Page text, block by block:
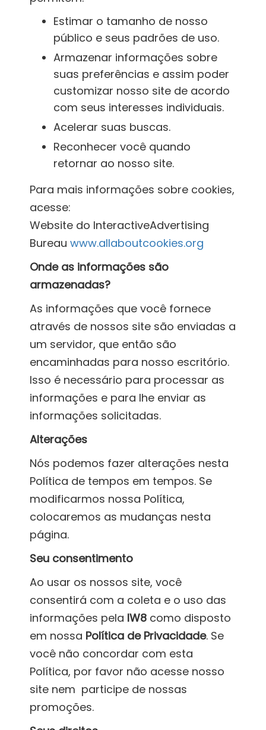
Estimar o tamanho de nosso
público e seus padrões de uso.
Armazenar informações sobre
suas preferências e assim poder
customizar nosso site de acordo
com seus interesses individuais.
Acelerar suas buscas.
Reconhecer você quando
retornar ao nosso site.
Para mais informações sobre cookies,
acesse:
Website do InteractiveAdvertising
Bureau www.allaboutcookies.org
Onde as informações são
armazenadas?
As informações que você fornece
através de nossos site são enviadas a
um servidor, que então são
encaminhadas para nosso escritório.
Isso é necessário para processar as
informações e para lhe enviar as
informações solicitadas.
Alterações
Nós podemos fazer alterações nesta
Política de tempos em tempos. Se
modificarmos nossa Política,
colocaremos as mudanças nesta
página.
Seu consentimento
Ao usar os nossos site, você
consentirá com a coleta e o uso das
informações pela IW8 como disposto
em nossa Política de Privacidade. Se
você não concordar com esta
Política, por favor não acesse nosso
site nem participe de nossas
promoções.